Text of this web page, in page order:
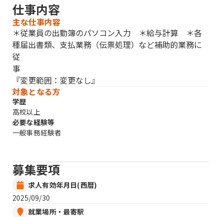
仕事内容
主な仕事内容
＊従業員の出勤簿のパソコン入力 ＊給与計算 ＊各
種届出書類、支払業務（伝票処理）など補助的業務に
従
『変更範囲：変更なし』
対象となる方
学歴
高校以上
必要な経験等
一般事務経験者
募集要項
求人有効年月日(西暦)
2025/09/30
就業場所・最寄駅